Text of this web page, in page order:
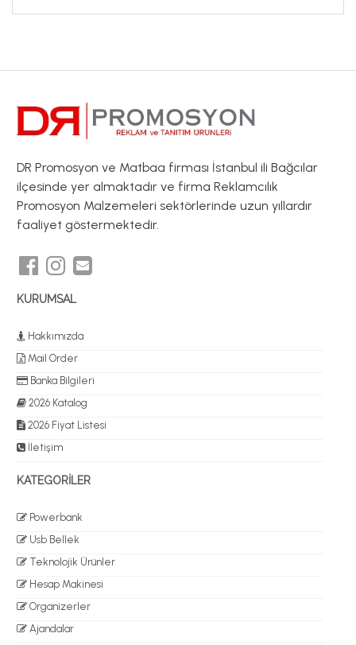
DR Promosyon ve Matbaa firması İstanbul ili Bağcılar
ilçesinde yer almaktadır ve firma Reklamcılık
Promosyon Malzemeleri sektörlerinde uzun yıllardır
faaliyet göstermektedir.
KURUMSAL
Hakkımızda
Mail Order
Banka Bilgileri
2026 Katalog
2026 Fiyat Listesi
İletişim
KATEGORİLER
Powerbank
Usb Bellek
Teknolojik Ürünler
Hesap Makinesi
Organizerler
Ajandalar